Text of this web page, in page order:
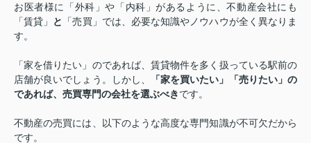
お医者様に「外科」や「内科」があるように、不動産会社にも
「賃貸」
と
「売買」では、必要な知識やノウハウが全く異なりま
す。
「家を借りたい」のであれば、賃貸物件を多く扱っている駅前の
店舗が良いでしょう。しかし、
「家を買いたい」「売りたい」の
であれば、売買専門の会社を選ぶべきです。
不動産の売買には、以下のような高度な専門知識が不可欠だから
です。